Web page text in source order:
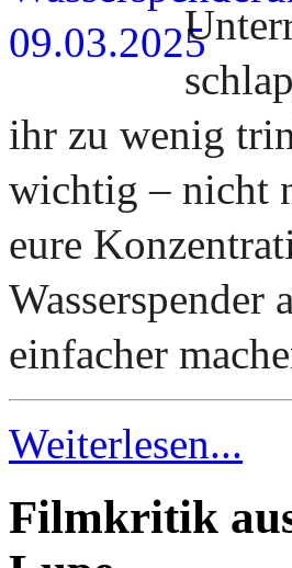
ihr zu wenig
wichtig – nicht
eure
Wasserspender
einfacher
Weiterlesen...
Filmkritik